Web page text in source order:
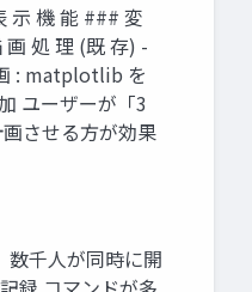
示 機 能 ### 変
処 理 (既 存) -
: matplotlib を
ユーザーが「3
させる方が効果
千人が同時に開